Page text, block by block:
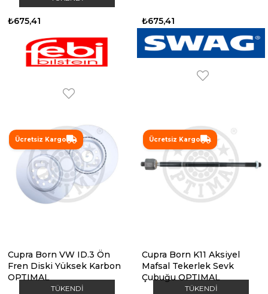
₺675,41 ₺675,41
Ücretsiz Kargo
TÜKENDI
Cupra Born VW ID.3 Ön
Fren Diski Yüksek Karbon
OPTIMAL
Ücretsiz Kargo
TÜKENDI
Cupra Born K11 Aksiyel
Mafsal Tekerlek Sevk
Çubuğu OPTIMAL